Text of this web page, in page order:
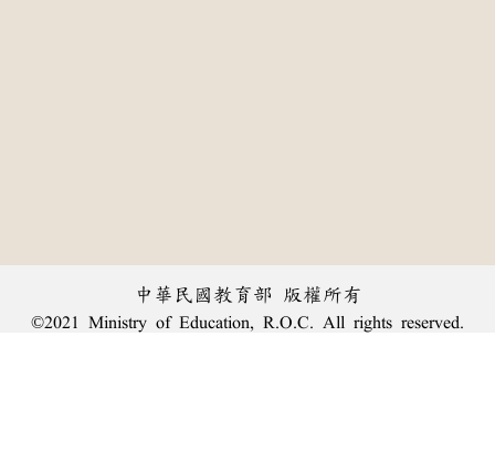
中華民國教育部 版權所有
©2021 Ministry of Education, R.O.C. All rights reserved.